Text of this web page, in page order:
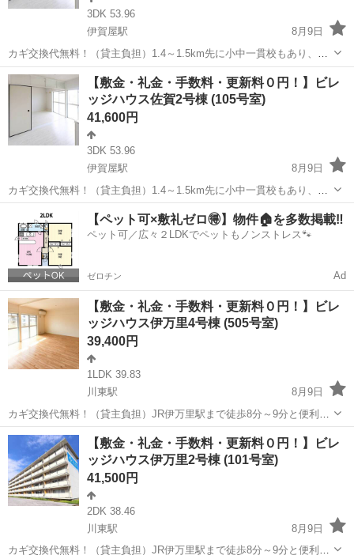
3DK 53.96
伊賀屋駅
8月9日
カギ交換代無料！（貸主負担）1.4～1.5km先に小中一貫校もあり、フ
ァミリーで住みやすい環境です。フリーレント1ヶ月＋最大3万円引越
サポートあり！敷金・礼金・更新料・鍵交換手数料0円！※契約内容や
審査の結果、敷金をお預かり...
佐賀 佐賀市 伊賀屋駅 アパート ビレッジハウス
【敷金・礼金・手数料・更新料０円！】ビレ
ッジハウス佐賀2号棟 (105号室)
41,600円
3DK 53.96
伊賀屋駅
8月9日
カギ交換代無料！（貸主負担）1.4～1.5km先に小中一貫校もあり、フ
ァミリーで住みやすい環境です。フリーレント1ヶ月＋最大3万円引越
サポートあり！敷金・礼金・更新料・鍵交換手数料0円！※契約内容や
審査の結果、敷金をお預かり...
伊賀屋駅 アパート ビレッジハウス
【ペット可×敷礼ゼロ🉐】物件🏠を多数掲載‼️
ペット可／広々２LDKでペットもノンストレス🐾
ゼロチン Ad
【敷金・礼金・手数料・更新料０円！】ビレ
ッジハウス伊万里4号棟 (505号室)
39,400円
1LDK 39.83
川東駅
8月9日
カギ交換代無料！（貸主負担）JR伊万里駅まで徒歩8分～9分と便利な
立地です。フリーレント1ヶ月＋最大3万円引越サポートあり！敷金・
礼金・更新料・鍵交換手数料0円！※契約内容や審査の結果、敷金をお
預かりする場合がございます。み...
佐賀 伊万里市 川東駅 アパート ビレッジハウス
【敷金・礼金・手数料・更新料０円！】ビレ
ッジハウス伊万里2号棟 (101号室)
41,500円
2DK 38.46
川東駅
8月9日
カギ交換代無料！（貸主負担）JR伊万里駅まで徒歩8分～9分と便利な